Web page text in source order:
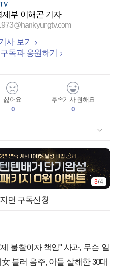
제부 이해곤 기자
사 보기
독과 응원하기
싫어요
0
후속기사 원해요
0
3/4
면 구독신청
불찰이자 책임" 사과, 무슨 일
불러 음주, 아들 살해한 30대